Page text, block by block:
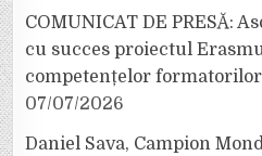
COMUNICAT DE PRESĂ:
cu succes proiectul
competențelor
07/07/2026
Daniel Sava, Campion